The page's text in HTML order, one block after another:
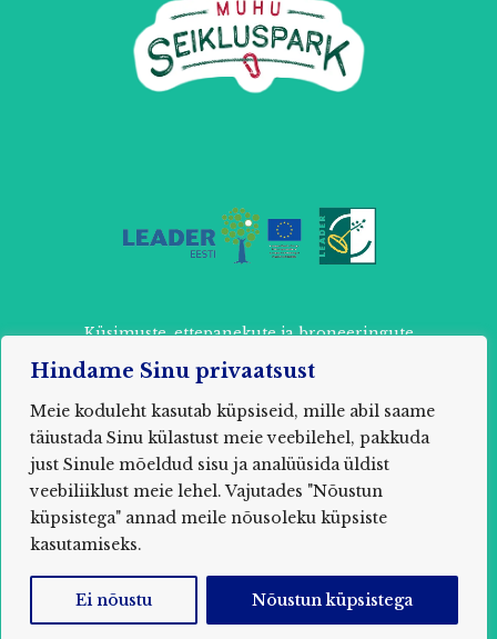
Hindame Sinu privaatsust
Meie koduleht kasutab küpsiseid, mille abil saame
täiustada Sinu külastust meie veebilehel, pakkuda
just Sinule mõeldud sisu ja analüüsida üldist
veebiliiklust meie lehel. Vajutades "Nõustun
küpsistega" annad meile nõusoleku küpsiste
kasutamiseks.
Ei nõustu Nõustun küpsistega
Küsimuste, ettepanekute ja broneeringute
+ 372 52 803 87 võiinfo@muhuseikleja.ee
2021 MUHU SEIKLUSPARK / MTÜ Õpituba Saare
maakond, Muhu vald, Nõmmküla, Uuelu, 94752